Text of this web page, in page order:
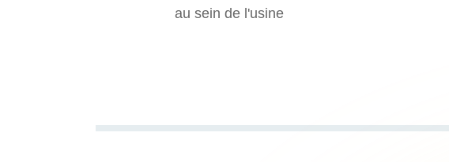
au sein de l'usine